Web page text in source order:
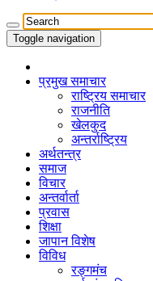
Toggle navigation
प्रमुख समाचार
राष्ट्रिय समाचार
राजनीति
खेलकुद
अन्तर्राष्ट्रिय
अर्थतन्त्र
समाज
विचार
अन्तर्वार्ता
प्रवास
शिक्षा
जापान विशेष
विविध
रङ्गमंच